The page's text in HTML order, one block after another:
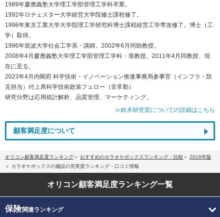
1989年慶應義塾大学理工学部管理工学科卒業。
1992年ロチェスター大学経営大学院修士課程修了。
1996年東京工業大学大学院理工学研究科博士課程経営工学専攻修了。博士（工
学）取得。
1996年筑波大学社会工学系・講師。2002年6月同助教授。
2008年4月慶應義塾大学理工学部管理工学科・准教授。2011年4月同教授、現
在に至る。
2023年4月内閣府 科学技術・イノベーション推進事務局参事官（インフラ・防
災担当）付上席科学技術政策フェロー（非常勤）
研究分野は応用統計解析、品質管理、マーケティング。
≫鈴木研究室についての詳細はこちら
顧客満足度について
オリコン顧客満足度ランキング おすすめのカラオケボックスランキング・比較
2016年版
カラオケボックスの施設の充実度ランキング・口コミ情報
オリコン顧客満足度ランキング一覧
保険関連ランキング